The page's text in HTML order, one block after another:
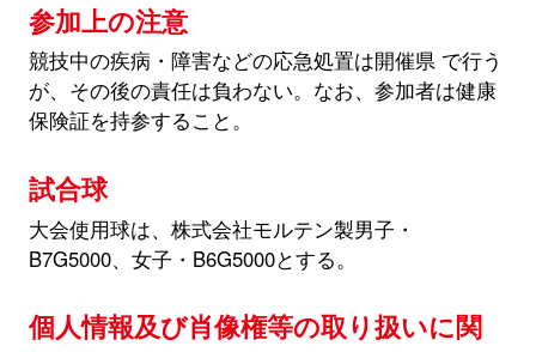
参加上の注意
競技中の疾病・障害などの応急処置は開催県 で行う
が、その後の責任は負わない。なお、参加者は健康
保険証を持参すること。
試合球
大会使用球は、株式会社モルテン製男子・
B7G5000、女子・B6G5000とする。
個人情報及び肖像権等の取り扱いに関